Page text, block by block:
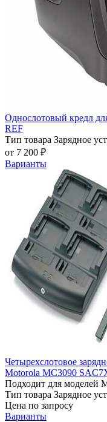
Однослотовый кредл
REF
Тип товара Зарядное
от 7 200 ₽
Варианты
Четырехслотовое
Motorola MC3090
Подходит для моделей
Тип товара Зарядное
Цена по запросу
Варианты